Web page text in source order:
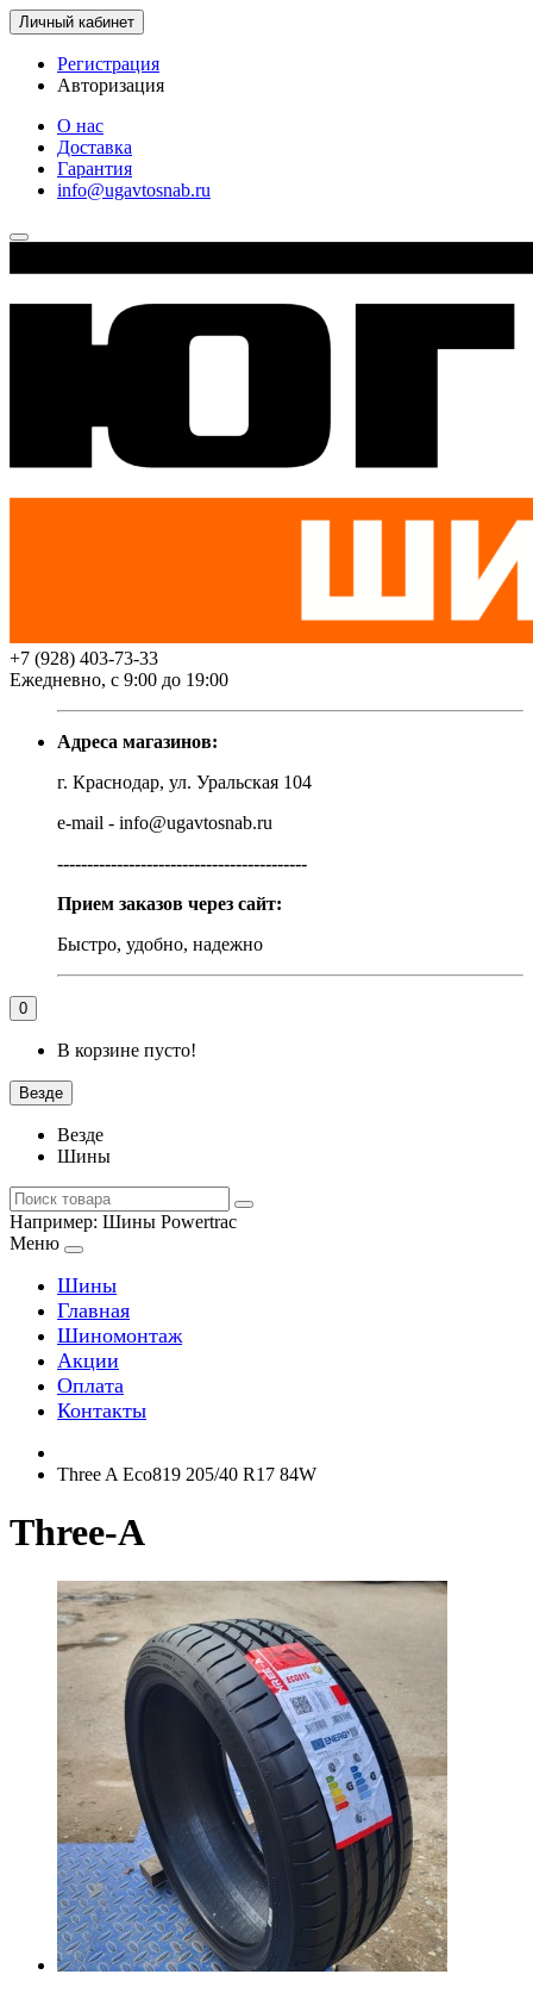
Личный кабинет
Регистрация
Авторизация
О нас
Доставка
Гарантия
info@ugavtosnab.ru
+7 (928) 403-73-33
Ежедневно, с 9:00 до 19:00
Адреса магазинов:
г. Краснодар, ул. Уральская 104
e-mail - info@ugavtosnab.ru
------------------------------------------
Прием заказов через сайт:
Быстро, удобно, надежно
0
В корзине пусто!
Везде
Везде
Шины
Например: Шины Powertrac
Меню
Шины
Главная
Шиномонтаж
Акции
Оплата
Контакты
Three A Eco819 205/40 R17 84W
Three-A